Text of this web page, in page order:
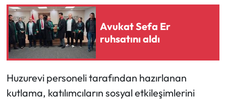
Avukat Sefa Er
ruhsatını aldı
Huzurevi personeli tarafından hazırlanan
kutlama, katılımcıların sosyal etkileşimlerini
Oğuzlar Haberleri
Ortaköy Haberleri
Osmancık Haberleri
Otomotiv